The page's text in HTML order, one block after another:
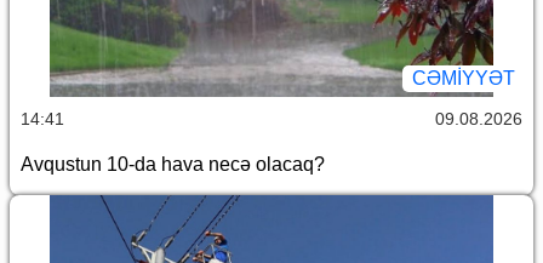
CƏMİYYƏT
14:41 09.08.2026
Avqustun 10-da hava necə olacaq?